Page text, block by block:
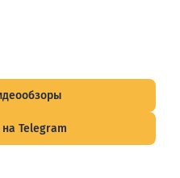
на Telegram